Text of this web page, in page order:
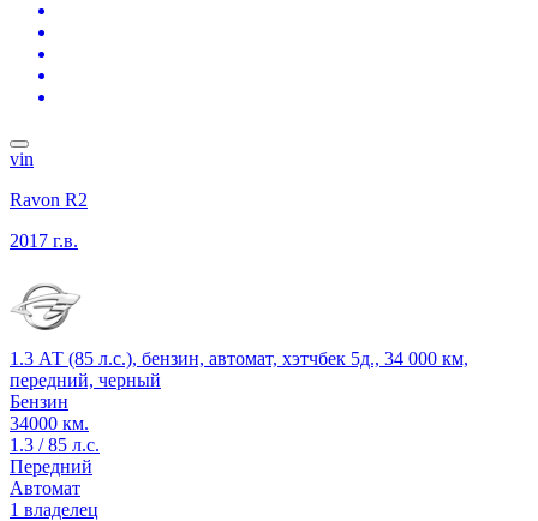
vin
Ravon R2
2017 г.в.
1.3 АТ (85 л.с.), бензин, автомат, хэтчбек 5д., 34 000 км,
передний, черный
Бензин
34000 км.
1.3 / 85 л.с.
Передний
Автомат
1 владелец